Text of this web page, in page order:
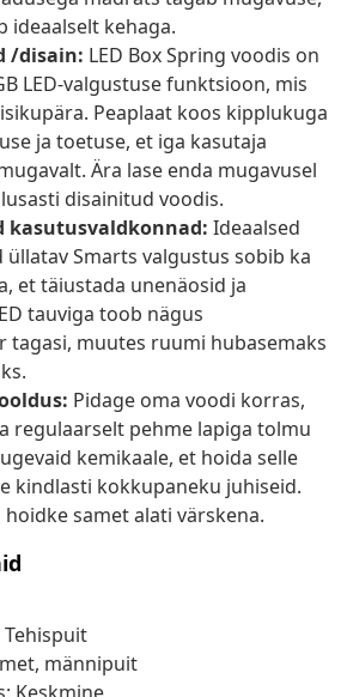
ideaalselt kehaga.
/disain: LED Box Spring voodis on
LED-valgustuse funktsioon, mis
Peaplaat koos kipplukuga
ja toetuse, et iga kasutaja
Ära lase enda mugavusel
disainitud voodis.
kasutusvaldkonnad: Ideaalsed
Smarts valgustus sobib ka
et täiustada unenäosid ja
tauviga toob nägus
tagasi, muutes ruumi hubasemaks
Pidage oma voodi korras,
regulaarselt pehme lapiga tolmu
kemikaale, et hoida selle
kindlasti kokkupaneku juhiseid.
hoidke samet alati värskena.
männipuit